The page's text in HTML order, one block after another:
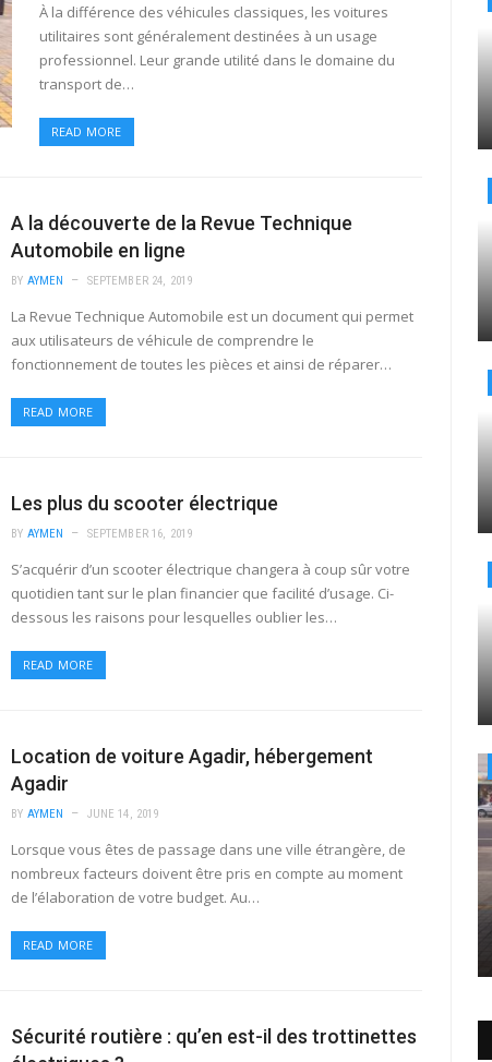
À la différence des véhicules classiques, les voitures
utilitaires sont généralement destinées à un usage
professionnel. Leur grande utilité dans le domaine du
transport de…
READ MORE
A la découverte de la Revue Technique
Automobile en ligne
BY AYMEN SEPTEMBER 24, 2019
La Revue Technique Automobile est un document qui permet
aux utilisateurs de véhicule de comprendre le
fonctionnement de toutes les pièces et ainsi de réparer…
READ MORE
Les plus du scooter électrique
BY AYMEN SEPTEMBER 16, 2019
S’acquérir d’un scooter électrique changera à coup sûr votre
quotidien tant sur le plan financier que facilité d’usage. Ci-
dessous les raisons pour lesquelles oublier les…
READ MORE
Location de voiture Agadir, hébergement
Agadir
BY AYMEN JUNE 14, 2019
Lorsque vous êtes de passage dans une ville étrangère, de
nombreux facteurs doivent être pris en compte au moment
de l’élaboration de votre budget. Au…
READ MORE
Sécurité routière : qu’en est-il des trottinettes